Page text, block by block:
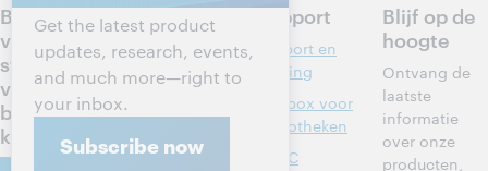
Get the latest product
updates, research, events,
and much more—right to
your inbox.
Subscribe now
Bepaal de
volgende
stappen
voor jouw
bibliothee
k
Producten
Discovery en
informatiedie
heer
Support
Support en
training
Toolbox voor
bibliotheken
OCLC
Blijf op de
hoogte
Ontvang de
laatste
informatie
over onze
producten,